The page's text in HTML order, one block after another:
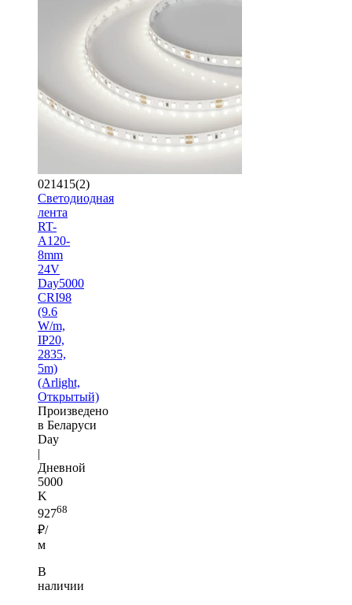
021415(2)
Светодиодная
лента
RT-
A120-
8mm
24V
Day5000
CRI98
(9.6
W/m,
IP20,
2835,
5m)
(Arlight,
Открытый)
Произведено
в Беларуси
Day
|
Дневной
5000
K
92768
₽/
м
В
наличии